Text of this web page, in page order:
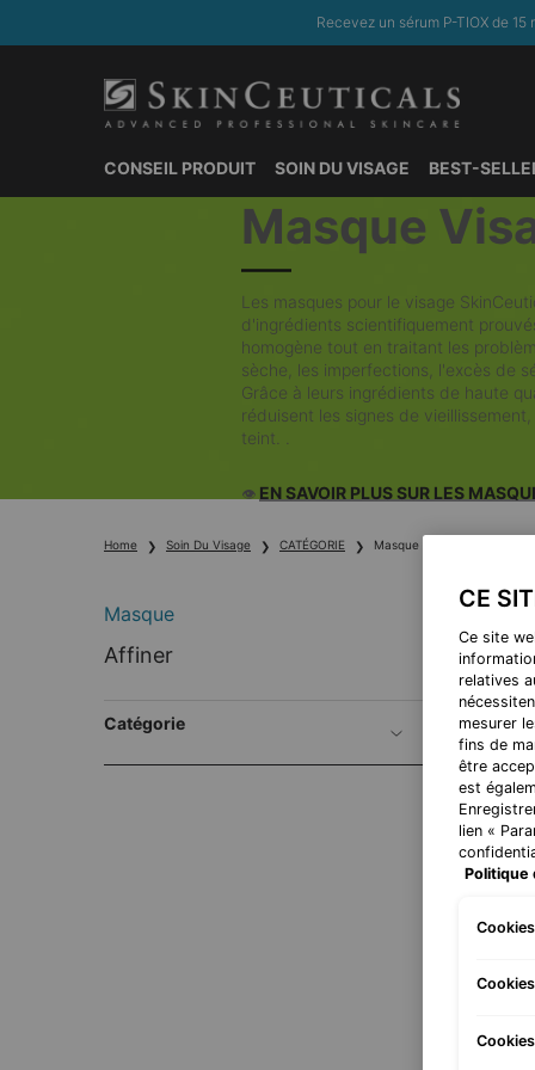
Recevez un sérum P-TIOX de
CONSEIL PRODUIT SOIN DU VISAGE BEST-
Masque
Les masques pour le visage
d'ingrédients scientifiquement
homogène tout en traitant les
sèche, les imperfections, l'excès de
Grâce à leurs ingrédients de haute
réduisent les signes de
teint. .
👁 EN SAVOIR PLUS SUR LES
Home Soin Du Visage CATÉGORIE Masque
Masque
Masque
Affiner
Catégorie
CE
Ce site
relatives
mesurer
fins de
être
est
lien «
Politique